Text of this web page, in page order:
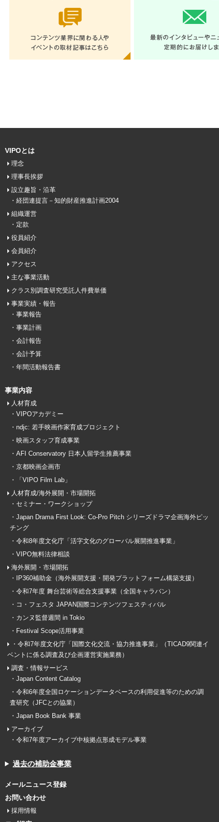
VIPOとは
理念
理事長挨拶
設立趣旨・沿革
・経団連提言－知的財産推進計画2004
組織運営
・定款
役員紹介
会員紹介
アクセス
主な事業活動
クラス別調査研究受託人件費単価
事業実績・報告
・事業報告
・事業計画
・会計報告
・会計予算
・年間活動報告書
事業内容
人材育成
・VIPOアカデミー
・ndjc: 若手映画作家育成プロジェクト
・映画スタッフ育成事業
・AFI Conservatory 日本人留学生推薦事業
・京都映画企画市
・「VIPO Film Lab」
人材育成/海外展開・市場開拓
・セミナー・ワークショップ
・Japan Drama First Look: Co-Pro Pitch シリーズドラマ企画海外ピッ
チング
・令和8年度文化庁「活字文化のグローバル展開推進事業」
・VIPO無料法律相談
海外展開・市場開拓
・IP360補助金（海外展開支援・開発プラットフォーム構築支援）
・令和7年度 舞台芸術等総合支援事業（全国キャラバン）
・コ・フェスタ JAPAN国際コンテンツフェスティバル
・カンヌ監督週間 in Tokio
・Festival Scope活用事業
・令和7年度文化庁「国際文化交流・協力推進事業」（TICAD9関連イ
ベントに係る調査及び企画運営実施業務）
調査・情報サービス
・Japan Content Catalog
・令和6年度全国ロケーションデータベースの利用促進等のための調
査研究（JFCとの協業）
・Japan Book Bank 事業
アーカイブ
・令和7年度アーカイブ中核拠点形成モデル事業
過去の補助金事業
メールニュース登録
お問い合わせ
採用情報